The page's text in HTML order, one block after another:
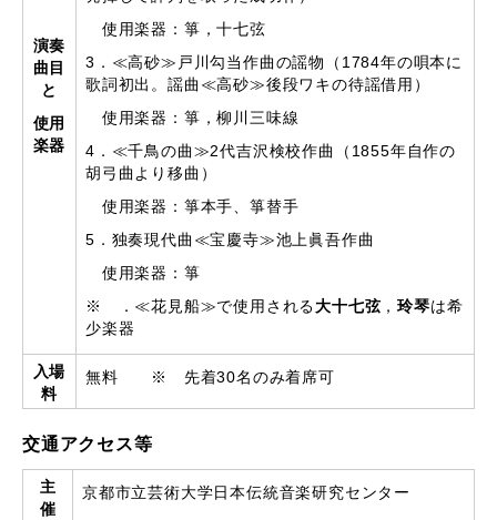
演奏
曲目
と
使用
楽器
使用楽器：箏，十七弦
3．≪高砂≫戸川勾当作曲の謡物（1784年の唄本に
歌詞初出。謡曲≪高砂≫後段ワキの待謡借用）
使用楽器：箏，柳川三味線
4．≪千鳥の曲≫2代吉沢検校作曲（1855年自作の
胡弓曲より移曲）
使用楽器：箏本手、箏替手
5．独奏現代曲≪宝慶寺≫池上眞吾作曲
使用楽器：箏
※ ．≪花見船≫で使用される大十七弦，玲琴は希
少楽器
入場
料
無料 ※ 先着30名のみ着席可
交通アクセス等
主
催
京都市立芸術大学日本伝統音楽研究センター